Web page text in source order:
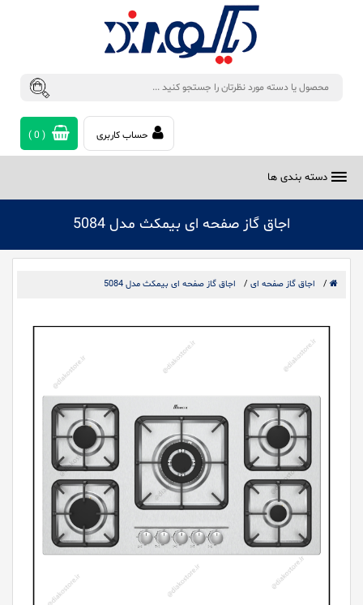
حساب کاربری (
0
)
دسته بندی ها
اجاق گاز صفحه ای بیمکث مدل 5084
/ اجاق گاز صفحه ای / اجاق گاز صفحه ای بیمکث مدل 5084